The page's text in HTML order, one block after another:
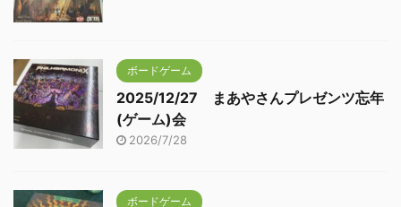
ボードゲーム
2025/12/27 まあやさんプレゼンツ忘年
(ゲーム)会
2026/7/28
ボードゲーム